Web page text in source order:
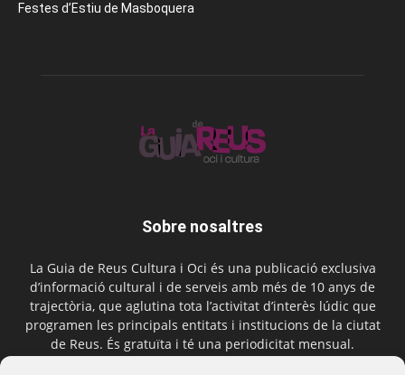
Festes d’Estiu de Masboquera
Sobre nosaltres
La Guia de Reus Cultura i Oci és una publicació exclusiva
d’informació cultural i de serveis amb més de 10 anys de
trajectòria, que aglutina tota l’activitat d’interès lúdic que
programen les principals entitats i institucions de la ciutat
de Reus. És gratuïta i té una periodicitat mensual.